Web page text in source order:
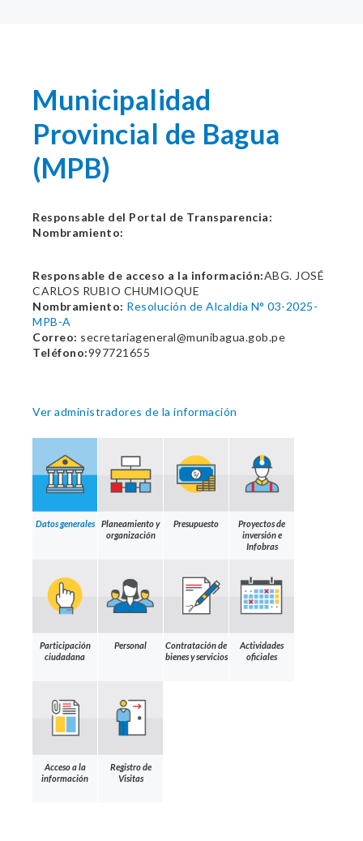
Municipalidad
Provincial de Bagua
(MPB)
Responsable del Portal de Transparencia:
Nombramiento:
Responsable de acceso a la información:ABG. JOSÉ
CARLOS RUBIO CHUMIOQUE
Nombramiento: Resolución de Alcaldía N° 03-2025-
MPB-A
Correo: secretariageneral@munibagua.gob.pe
Teléfono:997721655
Ver administradores de la información
Datos generales
Planeamiento y
organización
Presupuesto
Proyectos de
inversión e
Infobras
Participación
ciudadana
Personal
Contratación de
bienes y servicios
Actividades
oficiales
Acceso a la
información
Registro de
Visitas